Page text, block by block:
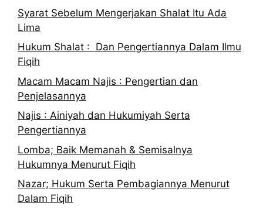
Syarat Sebelum Mengerjakan Shalat Itu Ada
Lima
Hukum Shalat : Dan Pengertiannya Dalam Ilmu
Fiqih
Macam Macam Najis : Pengertian dan
Penjelasannya
Najis : Ainiyah dan Hukumiyah Serta
Pengertiannya
Lomba; Baik Memanah & Semisalnya
Hukumnya Menurut Fiqih
Nazar; Hukum Serta Pembagiannya Menurut
Dalam Fiqih